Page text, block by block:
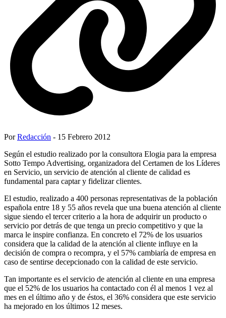
PorRedacción - 15 Febrero 2012
Según el estudio realizado por la consultora Elogia para la empresa
Sotto Tempo Advertising, organizadora del Certamen de los Líderes
en Servicio, un servicio de atención al cliente de calidad es
fundamental para captar y fidelizar clientes.
El estudio, realizado a 400 personas representativas de la población
española entre 18 y 55 años revela que una buena atención al cliente
sigue siendo el tercer criterio a la hora de adquirir un producto o
servicio por detrás de que tenga un precio competitivo y que la
marca le inspire confianza. En concreto el 72% de los usuarios
considera que la calidad de la atención al cliente influye en la
decisión de compra o recompra, y el 57% cambiaría de empresa en
caso de sentirse decepcionado con la calidad de este servicio.
Tan importante es el servicio de atención al cliente en una empresa
que el 52% de los usuarios ha contactado con él al menos 1 vez al
mes en el último año y de éstos, el 36% considera que este servicio
ha mejorado en los últimos 12 meses.